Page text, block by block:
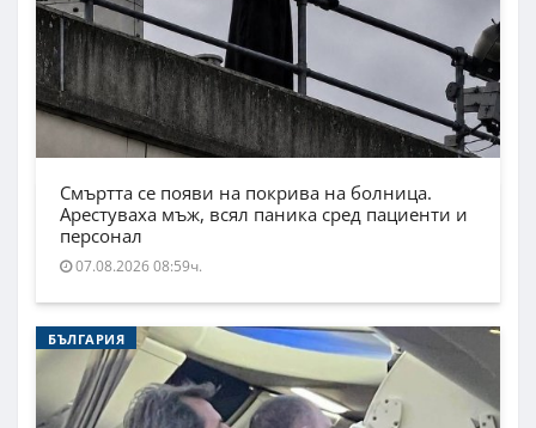
Смъртта се появи на покрива на болница.
Арестуваха мъж, всял паника сред пациенти и
персонал
07.08.2026 08:59ч.
БЪЛГАРИЯ